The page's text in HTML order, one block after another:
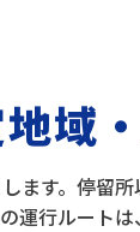
域
ます。停留
行ルートは